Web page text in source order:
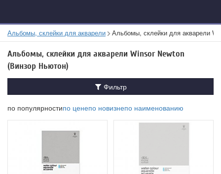
Альбомы, склейки для акварели Альбомы, склейки для акварели
Альбомы, склейки для акварели Winsor Newton
(Винзор Ньютон)
Фильтр
по популярностипо ценепо новизнепо наименованию